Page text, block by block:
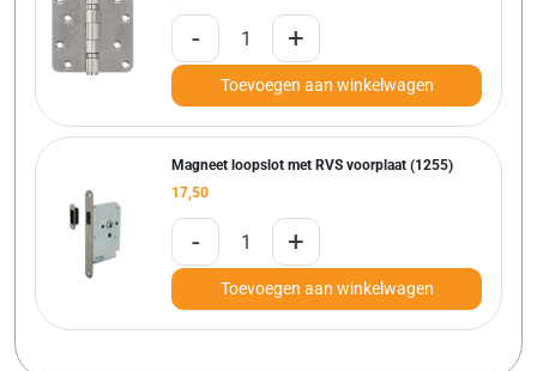
- +
Toevoegen aan winkelwagen
Magneet loopslot met RVS voorplaat (1255)
17,50
- +
Toevoegen aan winkelwagen